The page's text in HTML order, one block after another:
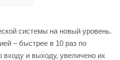
системы на новый уровень.
– быстрее в 10 раз по
и выходу, увеличено их